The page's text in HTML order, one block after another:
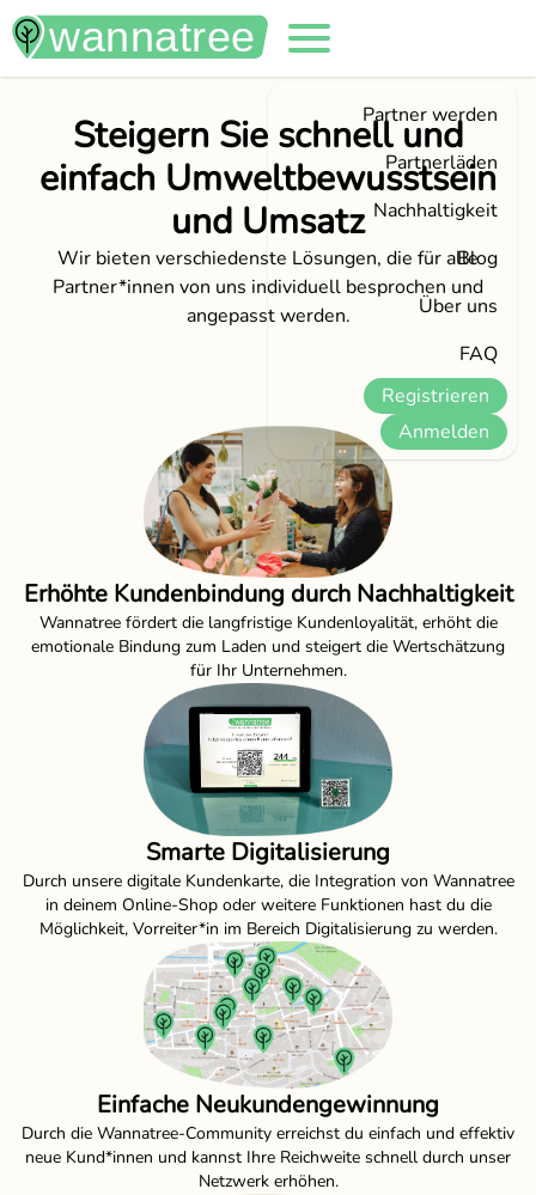
Partner werden
Partnerläden
Nachhaltigkeit
Blog
Über uns
FAQ
Registrieren
Anmelden
Steigern Sie schnell und
einfach Umweltbewusstsein
und Umsatz
Wir bieten verschiedenste Lösungen, die für alle
Partner*innen von uns individuell besprochen und
angepasst werden.
Erhöhte Kundenbindung durch Nachhaltigkeit
Wannatree fördert die langfristige Kundenloyalität, erhöht die
emotionale Bindung zum Laden und steigert die Wertschätzung
für Ihr Unternehmen.
Smarte Digitalisierung
Durch unsere digitale Kundenkarte, die Integration von Wannatree
in deinem Online-Shop oder weitere Funktionen hast du die
Möglichkeit, Vorreiter*in im Bereich Digitalisierung zu werden.
Einfache Neukundengewinnung
Durch die Wannatree-Community erreichst du einfach und effektiv
neue Kund*innen und kannst Ihre Reichweite schnell durch unser
Netzwerk erhöhen.